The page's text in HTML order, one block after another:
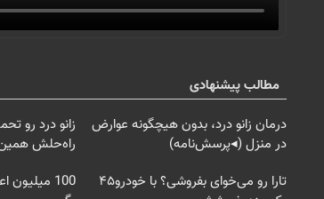
مطالب پیشنهادی
درمان زانو درد، بدون هیچگونه عوارض
در منزل (◂پرسش‌نامه)
زانو درد رو
راه‌حلش
تارا رو می‌خوای بفروشی؟ با خودرو۴۵
100